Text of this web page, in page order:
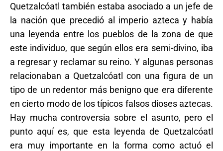
Quetzalcóatl también estaba asociado a un jefe de
la nación que precedió al imperio azteca y había
una leyenda entre los pueblos de la zona de que
este individuo, que según ellos era semi-divino, iba
a regresar y reclamar su reino. Y algunas personas
relacionaban a Quetzalcóatl con una figura de un
tipo de un redentor más benigno que era diferente
en cierto modo de los típicos falsos dioses aztecas.
Hay mucha controversia sobre el asunto, pero el
punto aquí es, que esta leyenda de Quetzalcóatl
era muy importante en la forma como actuó el